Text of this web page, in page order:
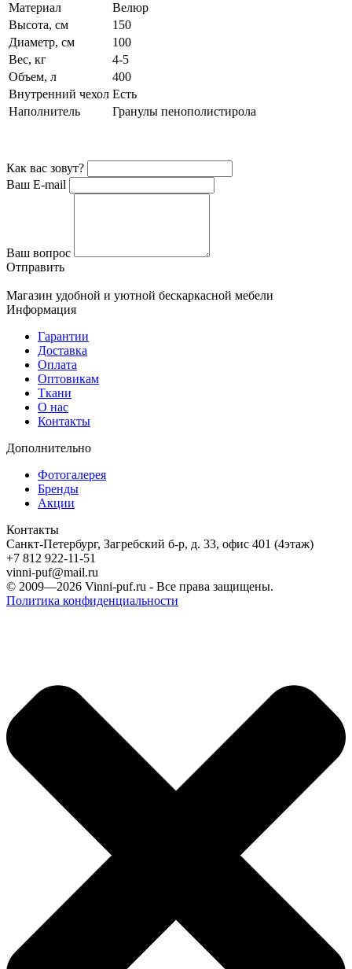
Материал
Велюр
Высота, см
150
Диаметр, см
100
Вес, кг
4-5
Объем, л
400
Внутренний чехол Есть
Наполнитель
Гранулы пенополистирола
Как вас зовут?
Ваш E-mail
Ваш вопрос
Отправить
Магазин удобной и уютной бескаркасной мебели
Информация
Гарантии
Доставка
Оплата
Оптовикам
Ткани
О нас
Контакты
Дополнительно
Фотогалерея
Бренды
Акции
Контакты
Санкт-Петербург, Загребский б-р, д. 33, офис 401 (4этаж)
+7 812 922-11-51
vinni-puf@mail.ru
© 2009—2026 Vinni-puf.ru - Все права защищены.
Политика конфиденциальности